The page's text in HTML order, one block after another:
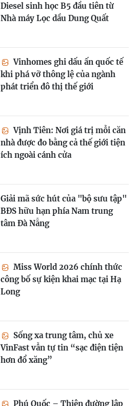
Diesel sinh học B5 đầu tiên từ
Nhà máy Lọc dầu Dung Quất
Vinhomes ghi dấu ấn quốc tế
khi phá vỡ thông lệ của ngành
phát triển đô thị thế giới
Vịnh Tiên: Nơi giá trị mỗi căn
nhà được đo bằng cả thế giới tiện
ích ngoài cánh cửa
Giải mã sức hút của "bộ sưu tập"
BĐS hữu hạn phía Nam trung
tâm Đà Nẵng
Miss World 2026 chính thức
công bố sự kiện khai mạc tại Hạ
Long
Sống xa trung tâm, chủ xe
VinFast vẫn tự tin “sạc điện tiện
hơn đổ xăng”
Phú Quốc – Thiên đường lập